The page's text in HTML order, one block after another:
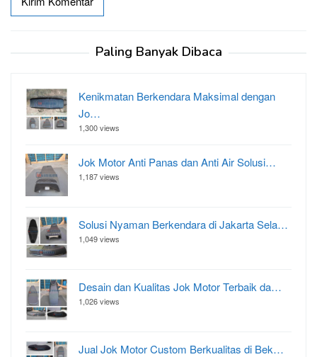
Paling Banyak Dibaca
Kenikmatan Berkendara Maksimal dengan
Jo…
1,300 views
Jok Motor Anti Panas dan Anti Air Solusi…
1,187 views
Solusi Nyaman Berkendara di Jakarta Sela…
1,049 views
Desain dan Kualitas Jok Motor Terbaik da…
1,026 views
Jual Jok Motor Custom Berkualitas di Bek…